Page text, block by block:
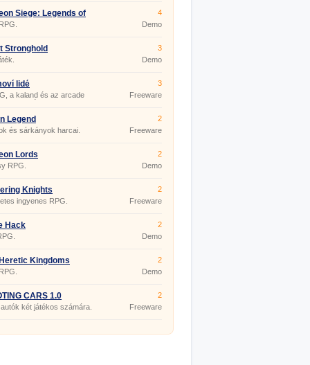
Siege: Legends of
4
Demo
Stronghold
3
Demo
lidé
a kaland és az arcade
keveréke.
3
Freeware
Legend
és sárkányok harcai.
2
Freeware
Lords
RPG.
2
Demo
Knights
ingyenes RPG.
2
Freeware
Hack
2
Demo
Kingdoms
2
Demo
CARS 1.0
két játékos számára.
2
Freeware